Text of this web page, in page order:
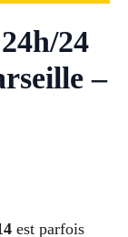
24
–
est parfois